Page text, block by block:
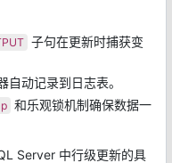
子句在更新时捕获变
自动记录到日志表。
和乐观锁机制确保数据一
Server 中行级更新的具